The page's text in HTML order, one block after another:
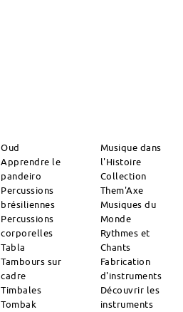
Oud
Apprendre le
pandeiro
Percussions
brésiliennes
Percussions
corporelles
Tabla
Tambours sur
cadre
Timbales
Tombak
Musique dans
l'Histoire
Collection
Them'Axe
Musiques du
Monde
Rythmes et
Chants
Fabrication
d'instruments
Découvrir les
instruments